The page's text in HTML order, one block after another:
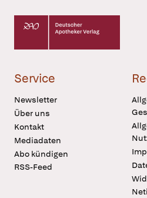
Deutscher Apotheker Verlag
Service
Newsletter
Über uns
Kontakt
Mediadaten
Abo kündigen
RSS-Feed